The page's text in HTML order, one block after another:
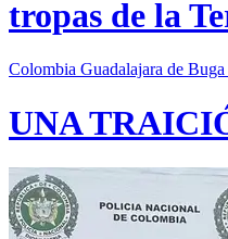
tropas de la
Colombia Guadalajara de Buga
UNA